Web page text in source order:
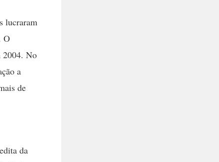
lucraram
O
2004. No
a
de
da